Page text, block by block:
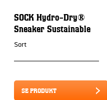
SOCK Hydro-Dry®
Sneaker Sustainable
Sort
SE PRODUKT